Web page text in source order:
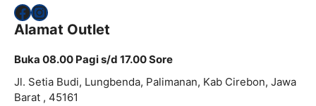
Facebook
Instagram
Alamat Outlet
Buka 08.00 Pagi s/d 17.00 Sore
Jl. Setia Budi, Lungbenda, Palimanan, Kab Cirebon, Jawa
Barat , 45161